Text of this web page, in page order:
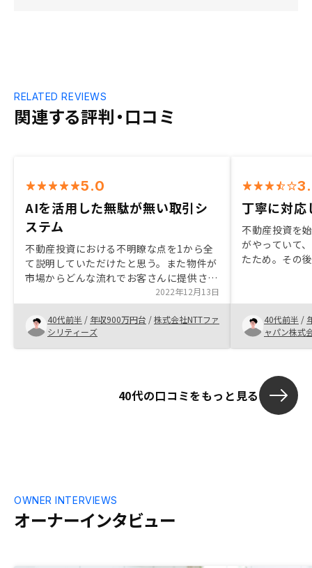
関連する評判・口コミ
RELATED REVIEWS
5.0
AIを活用した無駄が無い取引シ
ステム
不動産投資における不明瞭な点を1から全
て説明していただけたと思う。また物件が
市場からどんな流れでお客さんに提供され
ているのか？に興味があったが、AIを活用
した無駄の無いシステム構築がされており
コストを最大限省いているのではないかと
感じられた。
2022年12月13日
40代前半 / 年収900万円台 /株式会社NTTファ
シリティーズ
丁寧に対応
不動産投資を
がやっていて
たため。その
力を感じ
と思った。
40代前半 /
ャパン株式
40代の口コミをもっと見る
オーナーインタビュー
OWNER INTERVIEWS